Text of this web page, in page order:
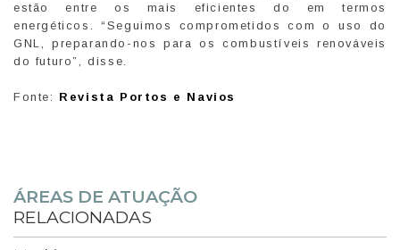
estão entre os mais eficientes do em termos
energéticos. “Seguimos comprometidos com o uso do
GNL, preparando-nos para os combustíveis renováveis
do futuro”, disse.
Fonte: Revista Portos e Navios
ÁREAS DE ATUAÇÃO
RELACIONADAS